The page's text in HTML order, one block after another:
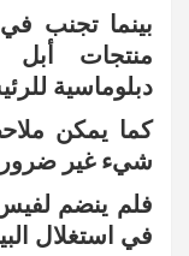
بينما تجنب
منتجات
دبلوماسية
كما يمكن
شيء غير ضروري
فلم ينضم
في استغلال